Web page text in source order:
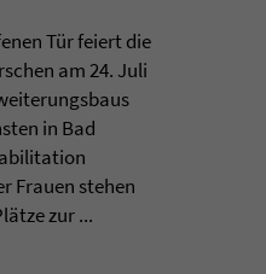
Tür feiert die
am 24. Juli
in Bad
Frauen stehen
zur ...